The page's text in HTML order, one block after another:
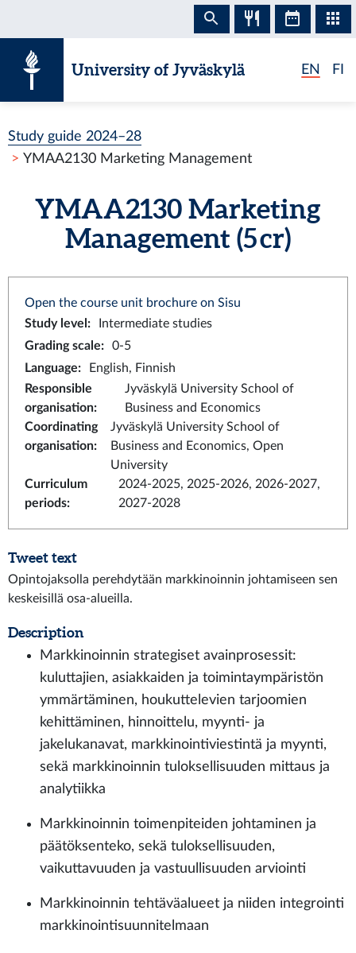
University of Jyväskylä EN FI
Study guide 2024–28
YMAA2130 Marketing Management
YMAA2130 Marketing
Management (5 cr)
Open the course unit brochure on Sisu
Study level :
Intermediate studies
Grading scale:
0-5
Language:
English, Finnish
Responsible
organisation:
Jyväskylä University School of
Business and Economics
Coordinating
organisation:
Jyväskylä University School of
Business and Economics, Open
University
Curriculum
periods:
2024-2025, 2025-2026, 2026-2027,
2027-2028
Tweet text
Opintojaksolla perehdytään markkinoinnin johtamiseen sen
keskeisillä osa-alueilla.
Description
Markkinoinnin strategiset avainprosessit:
kuluttajien, asiakkaiden ja toimintaympäristön
ymmärtäminen, houkuttelevien tarjoomien
kehittäminen, hinnoittelu, myynti- ja
jakelukanavat, markkinointiviestintä ja myynti,
sekä markkinoinnin tuloksellisuuden mittaus ja
analytiikka
Markkinoinnin toimenpiteiden johtaminen ja
päätöksenteko, sekä tuloksellisuuden,
vaikuttavuuden ja vastuullisuuden arviointi
Markkinoinnin tehtäväalueet ja niiden integrointi
markkinointisuunnitelmaan